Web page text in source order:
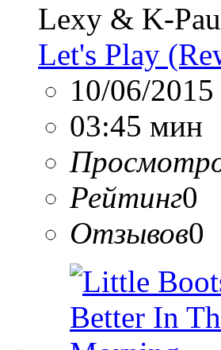
Lexy & K-
Let's Play
10/06/2015
03:45 мин
Рейтинг0
Отзывов0